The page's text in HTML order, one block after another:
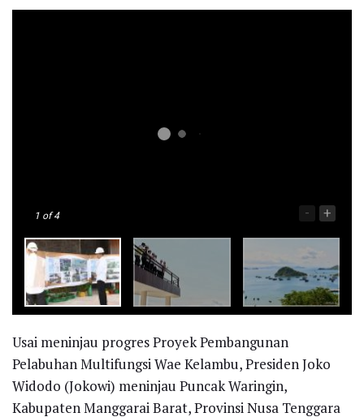
1 of 4 - +
Usai meninjau progres Proyek Pembangunan
Pelabuhan Multifungsi Wae Kelambu, Presiden Joko
Widodo (Jokowi) meninjau Puncak Waringin,
Kabupaten Manggarai Barat, Provinsi Nusa Tenggara